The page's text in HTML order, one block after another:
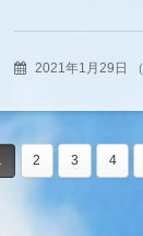
2021年1月29日 （
2 3 4